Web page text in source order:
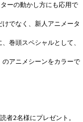
ーの動かし方にも応用で
でなく、新人アニメータ
巻頭スペシャルとして、
アニメシーンをカラーで
者2名様にプレゼント。